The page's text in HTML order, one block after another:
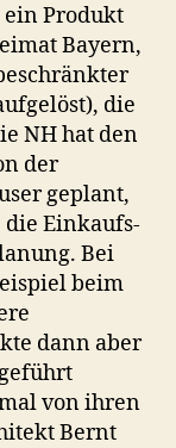
ein Produkt
Bayern,
die
NH hat den
der
geplant,
die Einkaufs-
Bei
beim
dann aber
von ihren
Bernt